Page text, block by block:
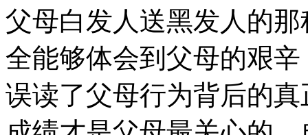
父母白发人送黑发人的
全能够体会到父母的艰
误读了父母行为背后的